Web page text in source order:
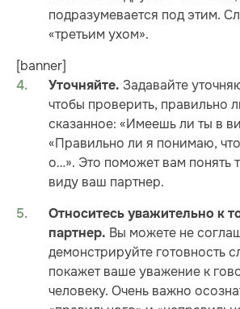
подразумевается под этим.
«третьим ухом».
[banner]
Уточняйте. Задавайте
чтобы проверить, правильно
сказанное: «Имеешь ли ты в
«Правильно ли я понимаю,
о…». Это поможет вам понять
виду ваш партнер.
Относитесь уважительно к
партнер. Вы можете не
демонстрируйте готовность
покажет ваше уважение к
человеку. Очень важно